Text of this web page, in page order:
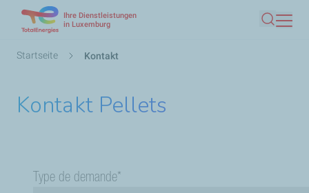
Ihre Dienstleistungen
in Luxemburg
Suche
Pfadnavigation
Startseite Kontakt
Kontakt Pellets